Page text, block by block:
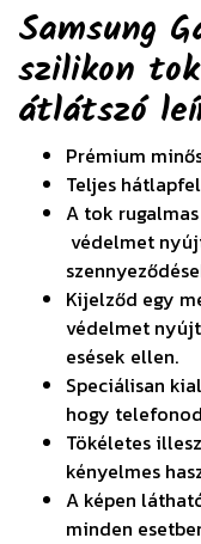
Samsung
szilikon
átlátszó
Prémium
Teljes
A tok
védelmet
Kijelződ egy
védelmet
esések ellen.
Speciálisan
hogy
Tökéletes
kényelmes
A képen
minden